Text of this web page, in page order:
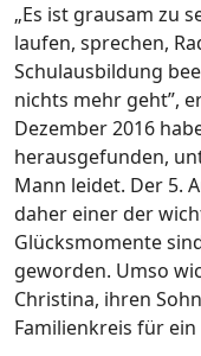
„Es ist grausam zu
laufen, sprechen,
Schulausbildung
nichts mehr geht”,
Dezember 2016
herausgefunden,
Mann leidet. Der 5.
daher einer der
Glücksmomente
geworden. Umso
Christina, ihren
Familienkreis für